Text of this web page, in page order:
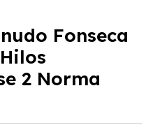
Fonseca
2 Norma